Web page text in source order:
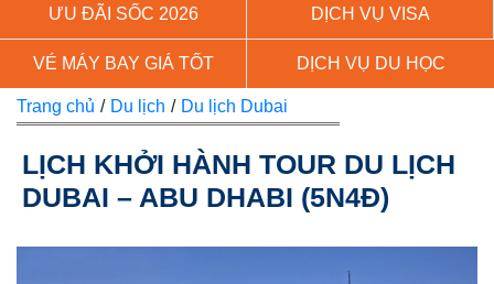
ƯU ĐÃI SỐC 2026 DỊCH VỤ VISA
VÉ MÁY BAY GIÁ TỐT DỊCH VỤ DU HỌC
Trang chủ / Du lịch / Du lịch Dubai
LỊCH KHỞI HÀNH TOUR DU LỊCH
DUBAI – ABU DHABI (5N4Đ)